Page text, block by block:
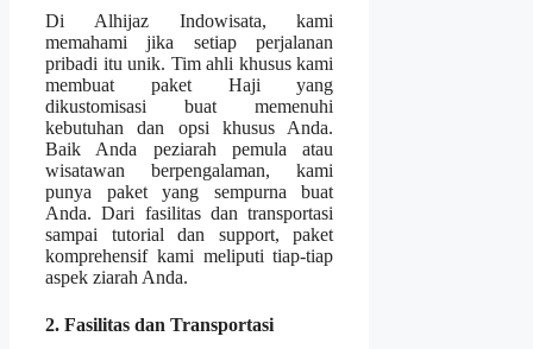
Di Alhijaz Indowisata, kami
memahami jika setiap perjalanan
pribadi itu unik. Tim ahli khusus kami
membuat paket Haji yang
dikustomisasi buat memenuhi
kebutuhan dan opsi khusus Anda.
Baik Anda peziarah pemula atau
wisatawan berpengalaman, kami
punya paket yang sempurna buat
Anda. Dari fasilitas dan transportasi
sampai tutorial dan support, paket
komprehensif kami meliputi tiap-tiap
aspek ziarah Anda.
2. Fasilitas dan Transportasi